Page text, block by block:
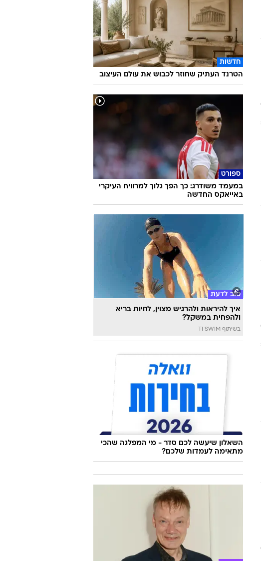
חדשות
הטרנד העתיק שחוזר לכבוש את עולם העיצוב
ספורט
במעמד משודרג: כך הפך גלוך למרוויח העיקרי
באייאקס החדשה
טוב לדעת
איך להיראות ולהרגיש מצוין, לחיות בריא
ולהפחית במשקל?
בשיתוף TI SWIM
השאלון שיעשה לכם סדר - מי המפלגה שהכי
מתאימה לעמדות שלכם?